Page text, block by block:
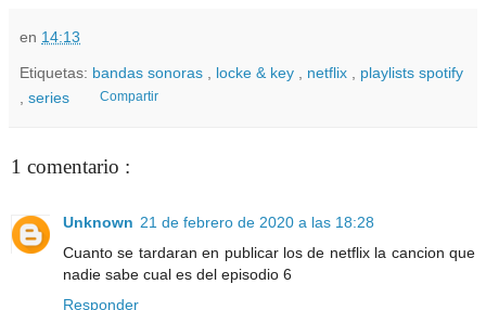
en 14:13
Etiquetas: bandas sonoras locke & key netflix
playlists spotify
series Compartir
1 comentario :
Unknown 21 de febrero de 2020 a las 18:28
Cuanto se tardaran en publicar los de netflix la cancion que
nadie sabe cual es del episodio 6
Responder